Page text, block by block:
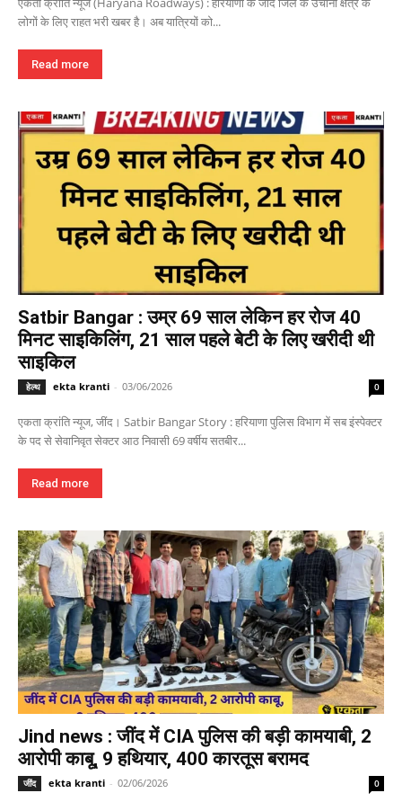
लोगों के लिए राहत भरी खबर है। अब यात्रियों को...
Read more
Satbir Bangar : उम्र 69 साल लेकिन हर रोज 40
मिनट साइकिलिंग, 21 साल पहले बेटी के लिए खरीदी थी
साइकिल
हेल्थ ekta kranti - 03/06/2026 0
एकता क्रांति न्यूज, जींद। Satbir Bangar Story : हरियाणा पुलिस विभाग में सब इंस्पेक्टर
के पद से सेवानिवृत सेक्टर आठ निवासी 69 वर्षीय सतबीर...
Read more
Jind news : जींद में CIA पुलिस की बड़ी कामयाबी, 2
आरोपी काबू, 9 हथियार, 400 कारतूस बरामद
जींद ekta kranti - 02/06/2026 0